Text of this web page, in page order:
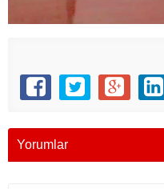
Yorumlar